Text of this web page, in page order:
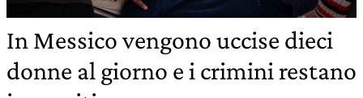
In Messico vengono uccise dieci
donne al giorno e i crimini restano